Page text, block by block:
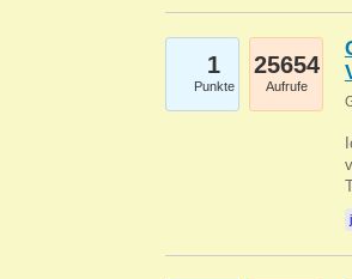
1
Punkte
25654
Aufrufe